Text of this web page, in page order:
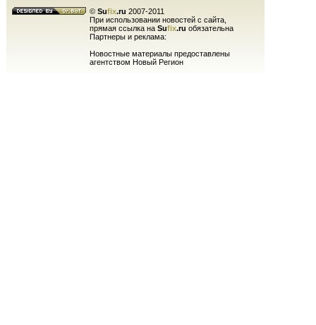
© Sufix.ru 2007-2011
При использовании новостей с сайта,
прямая ссылка на Sufix.ru обязательна
Партнеры и реклама:
Новостные материалы предоставлены
агентством Новый Регион